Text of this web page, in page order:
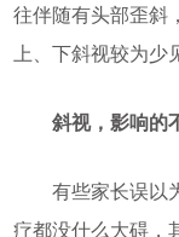
往伴随有头部歪斜
上、下斜视较为少
斜视，影响的
有些家长误以为
疗都没什么大碍，